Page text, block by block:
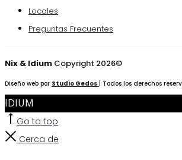
Locales
Preguntas Frecuentes
Nix & Idium Copyright 2026©
Diseño web por Studio Gedos | Todos los derechos
IDIUM
Go to top
Cerca de